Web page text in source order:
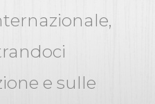
e sulle